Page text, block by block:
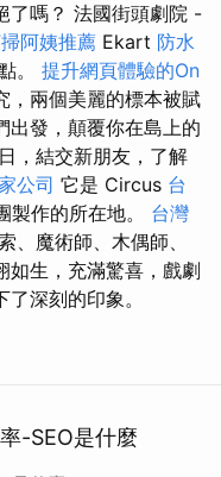
了嗎？ 法國街頭劇院 -
阿姨推薦 Ekart 防水
。 提升網頁體驗的On
，兩個美麗的標本被賦
出發，顛覆你在島上的
，結交新朋友，了解
公司 它是 Circus 台
製作的所在地。 台灣
、魔術師、木偶師、
如生，充滿驚喜，戲劇
深刻的印象。
-SEO是什麼